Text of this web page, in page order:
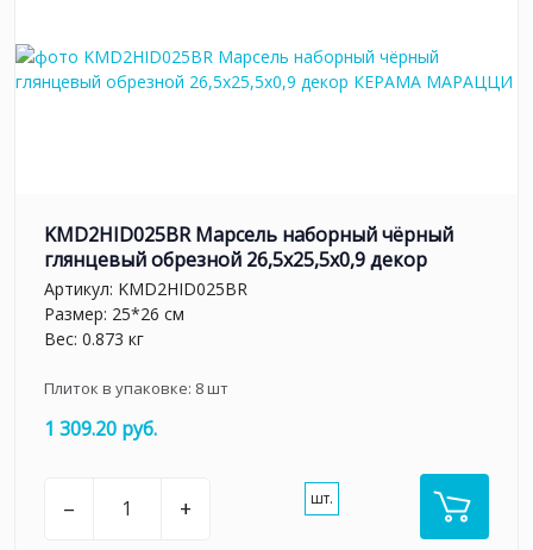
KMD2HID025BR Марсель наборный чёрный
глянцевый обрезной 26,5x25,5x0,9 декор
Артикул: KMD2HID025BR
Размер: 25*26 см
Вес: 0.873 кг
Плиток в упаковке: 8шт
1 309.20 руб.
– + шт.